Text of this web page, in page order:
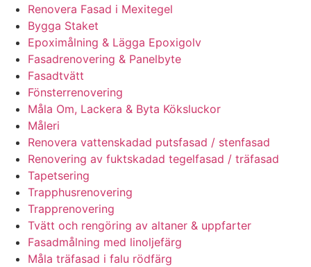
Renovera Fasad i Mexitegel
Bygga Staket
Epoximålning & Lägga Epoxigolv
Fasadrenovering & Panelbyte
Fasadtvätt
Fönsterrenovering
Måla Om, Lackera & Byta Köksluckor
Måleri
Renovera vattenskadad putsfasad / stenfasad
Renovering av fuktskadad tegelfasad / träfasad
Tapetsering
Trapphusrenovering
Trapprenovering
Tvätt och rengöring av altaner & uppfarter
Fasadmålning med linoljefärg
Måla träfasad i falu rödfärg